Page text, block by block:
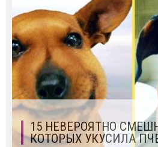
15 НЕВЕРОЯТНО
КОТОРЫХ УКУСИЛА